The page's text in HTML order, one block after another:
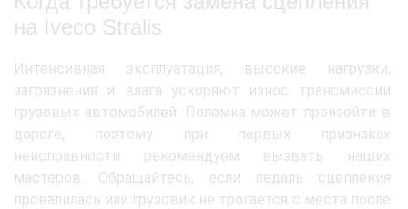
на Iveco Stralis
Интенсивная эксплуатация, высокие нагрузки,
загрязнения и влага ускоряют износ трансмиссии
грузовых автомобилей. Поломка может произойти в
дороге, поэтому при первых признаках
неисправности рекомендуем вызвать наших
мастеров. Обращайтесь, если педаль сцепления
провалилась или грузовик не трогается с места после